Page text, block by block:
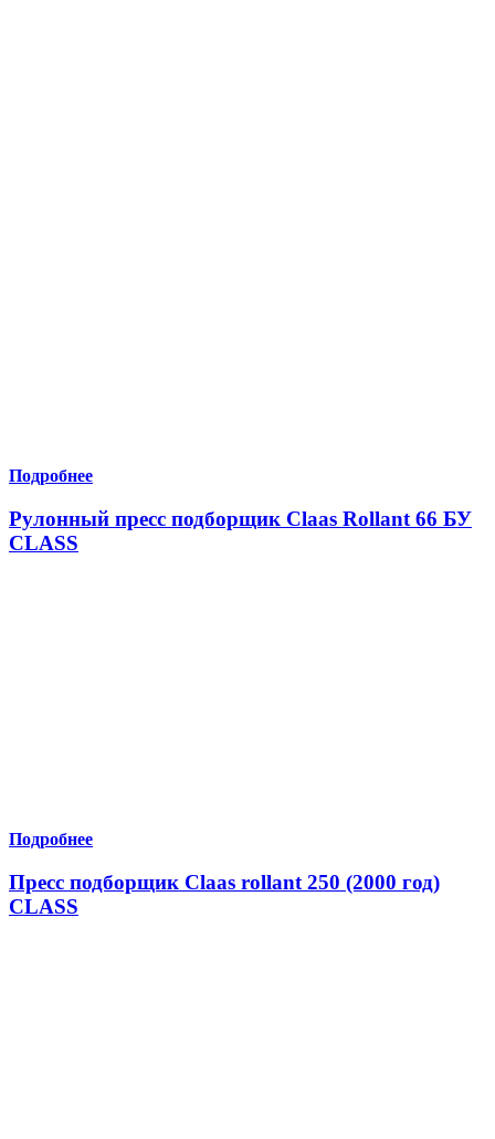
Подробнее
Рулонный пресс подборщик Claas Rollant 66 БУ
CLASS
Подробнее
Пресс подборщик Claas rollant 250 (2000 год)
CLASS